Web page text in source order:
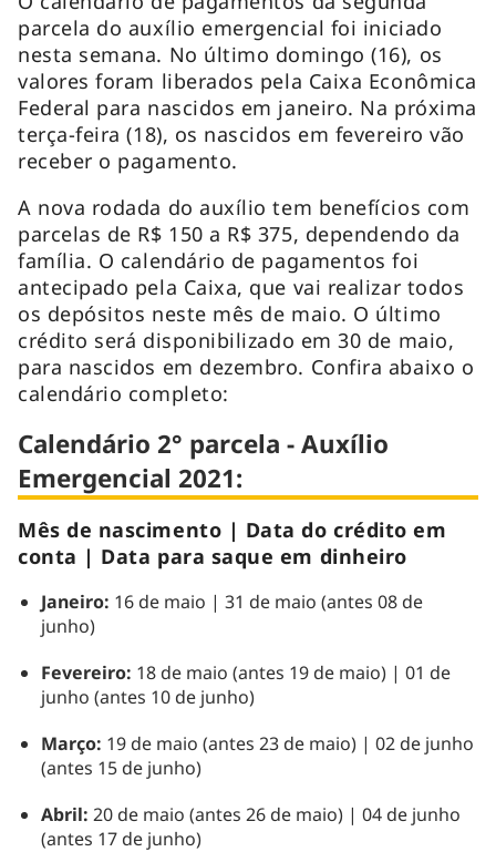
parcela do auxílio emergencial foi iniciado
nesta semana. No último domingo (16), os
valores foram liberados pela Caixa Econômica
Federal para nascidos em janeiro. Na próxima
terça-feira (18), os nascidos em fevereiro vão
receber o pagamento.
A nova rodada do auxílio tem benefícios com
parcelas de R$ 150 a R$ 375, dependendo da
família. O calendário de pagamentos foi
antecipado pela Caixa, que vai realizar todos
os depósitos neste mês de maio. O último
crédito será disponibilizado em 30 de maio,
para nascidos em dezembro. Confira abaixo o
calendário completo:
Calendário 2° parcela - Auxílio
Emergencial 2021:
Mês de nascimento | Data do crédito em
conta | Data para saque em dinheiro
Janeiro: 16 de maio | 31 de maio (antes 08 de
junho)
Fevereiro: 18 de maio (antes 19 de maio) | 01 de
junho (antes 10 de junho)
Março: 19 de maio (antes 23 de maio) | 02 de junho
(antes 15 de junho)
Abril: 20 de maio (antes 26 de maio) | 04 de junho
(antes 17 de junho)